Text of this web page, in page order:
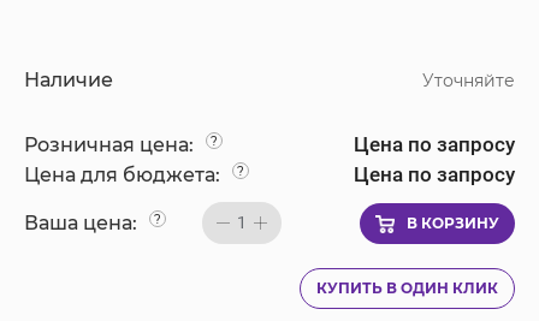
Наличие Уточняйте
Розничная цена: ? Цена по запросу
Цена для бюджета: ? Цена по запросу
Ваша цена: ? 1 В КОРЗИНУ
КУПИТЬ В ОДИН КЛИК